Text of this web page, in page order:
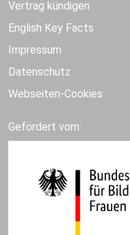
Vertrag kündigen
English Key Facts
Impressum
Datenschutz
Webseiten-Cookies
Gefördert vom: